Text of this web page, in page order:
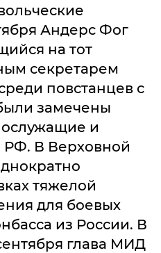
Андерс Фог
на тот
секретарем
повстанцев с
замечены
и
РФ. В Верховной
тяжелой
для боевых
из России. В
глава МИД